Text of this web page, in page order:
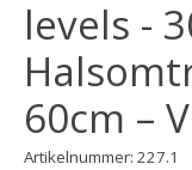
levels -
60cm –
Artikelnummer: 227.1